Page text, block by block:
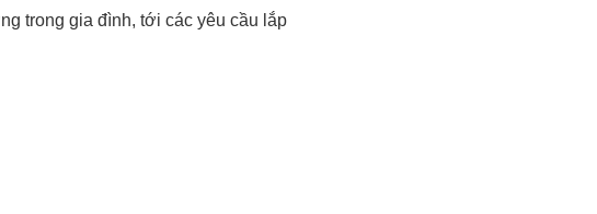
trong gia đình, tới các yêu cầu lắp